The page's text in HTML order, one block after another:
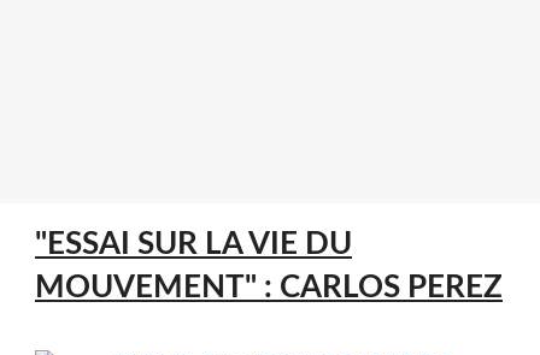
"ESSAI SUR LA VIE DU
MOUVEMENT" : CARLOS PEREZ